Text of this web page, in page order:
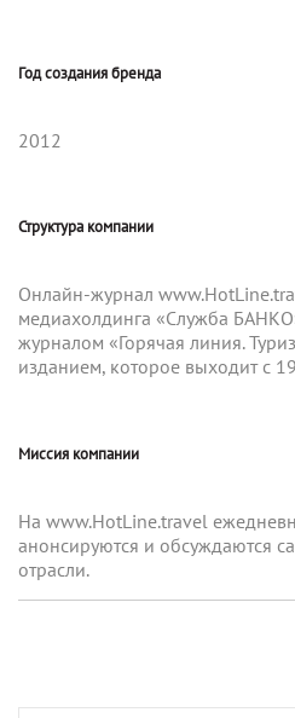
Год создания бренда
2012
Структура компании
Онлайн-журнал
медиахолдинга «Служба
журналом «Горячая линия.
изданием, которое выходит с
Миссия компании
На www.HotLine.travel
анонсируются и обсуждаются
отрасли.